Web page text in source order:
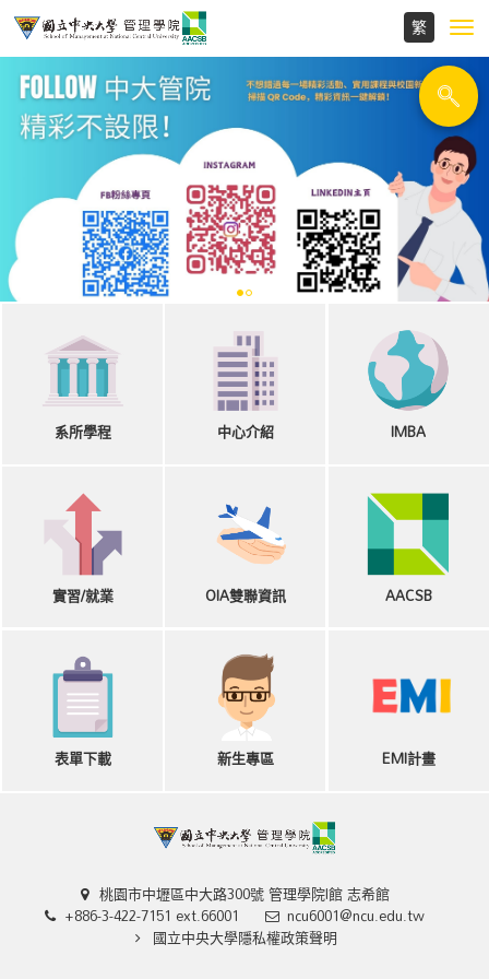
系所學程 中心介紹 IMBA
實習/就業 OIA雙聯資訊 AACSB
表單下載 新生專區 EMI計畫
桃園市中壢區中大路300號 管理學院I館 志希館
+886-3-422-7151 ext.66001 ncu6001@ncu.edu.tw
國立中央大學隱私權政策聲明